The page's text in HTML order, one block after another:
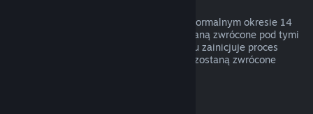
Nieodebrane prezenty można zwrócić w normalnym okresie 14
dni lub 2 godzin. Odebrane prezenty zostaną zwrócone pod tymi
samymi warunkami, jeśli adresat prezentu zainicjuje proces
zwrotu. Środki użyte do zakupu prezentu zostaną zwrócone